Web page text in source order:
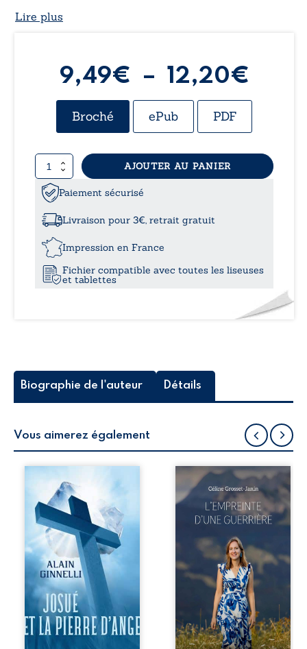
Lire plus
9,49€ – 12,20€
de
Broché ePub PDF
quantité
de
La
voix
de
voyage
AJOUTER AU PANIER
Paiement sécurisé
Livraison pour 3€, retrait gratuit
Impression en France
Fichier compatible avec toutes les liseuses
et tablettes
Biographie de l'auteur Détails
Vous aimerez également
Au croisement du
fantastique, de
l’ésotérisme et du
thriller spirituel,
ce récit sonde les
frontières de la
réalité. Josué, un
adolescent accusé
d’un crime, se dit
voyageur d’un
monde parallèle
où s’entremêlent
mythologie
biblique et
mémoire intime.
Que reste-t-il de
l’enfance lorsque
la maladie impose
ses propres règles
? L’empreinte
d’une guerrière
livre, sans détour,
le récit d’un
quotidien
bouleversé par la
maladie
chronique,
l’errance médicale
et de longues
hospitalisations.